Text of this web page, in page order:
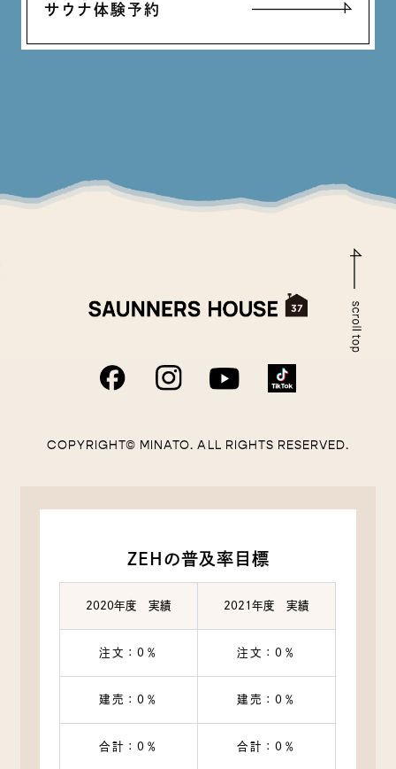
サウナ体験予約
COPYRIGHT© MINATO. ALL RIGHTS RESERVED.
ZEHの普及率目標
2020年度 実績 2021年度 実績
注文：0％ 注文：0％
建売：0％ 建売：0％
合計：0％ 合計：0％